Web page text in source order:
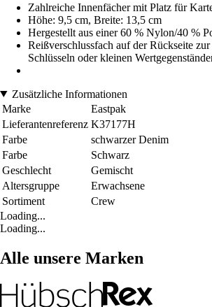
Zahlreiche Innenfächer mit Platz für
Höhe: 9,5 cm, Breite: 13,5 cm
Hergestellt aus einer 60 % Nylon/40 %
Reißverschlussfach auf der Rückseite
Schlüsseln oder kleinen
Zusätzliche Informationen
Marke
Eastpak
Lieferantenreferenz K37177H
Farbe
schwarzer Denim
Farbe
Schwarz
Geschlecht
Gemischt
Altersgruppe
Erwachsene
Sortiment
Crew
Loading...
Loading...
Alle unsere Marken